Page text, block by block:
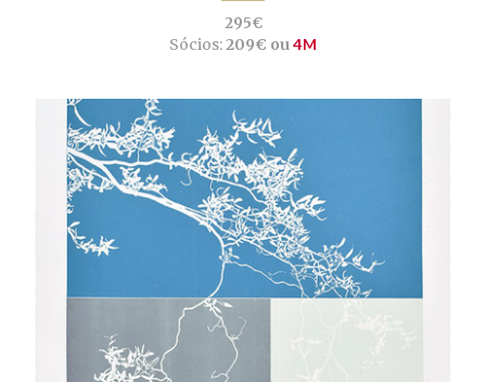
295€
Sócios:209€ ou4M